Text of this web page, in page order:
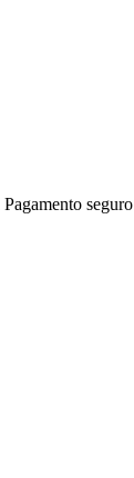
Pagamento seguro